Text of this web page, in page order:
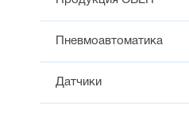
Пневмоавтоматика
Датчики